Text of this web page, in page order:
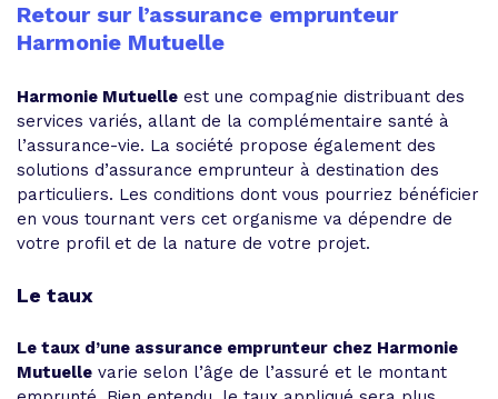
Retour sur l’assurance emprunteur
Harmonie Mutuelle
Harmonie Mutuelle est une compagnie distribuant des
services variés, allant de la complémentaire santé à
l’assurance-vie. La société propose également des
solutions d’assurance emprunteur à destination des
particuliers. Les conditions dont vous pourriez bénéficier
en vous tournant vers cet organisme va dépendre de
votre profil et de la nature de votre projet.
Le taux
Le taux d’une assurance emprunteur chez Harmonie
Mutuelle varie selon l’âge de l’assuré et le montant